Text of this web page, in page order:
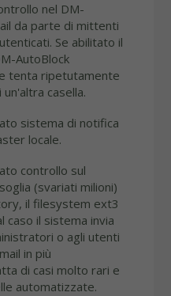
nel DM-
da parte di mittenti
Se abilitato il
AutoBlock
tenta ripetutamente
casella.
sistema di notifica
locale.
controllo sul
(svariati milioni)
il filesystem ext3
caso il sistema invia
o agli utenti
in più
di casi molto rari e
automatizzate.